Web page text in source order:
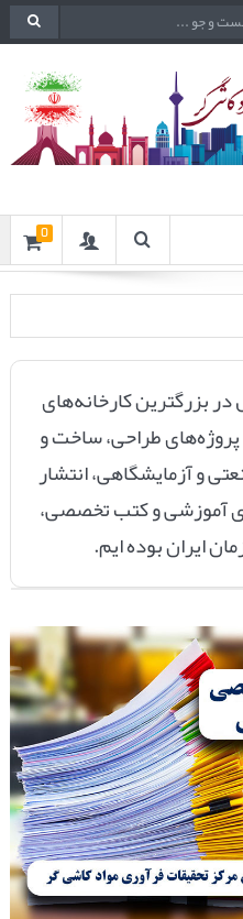
0
که بیش از ۲۵ سال در بزرگترین کارخانه‌های
پروژه‌های طراحی، ساخت و
و آزمایشگاهی، انتشار
آموزشی و کتب تخصصی،
ایرانبوده ایم.